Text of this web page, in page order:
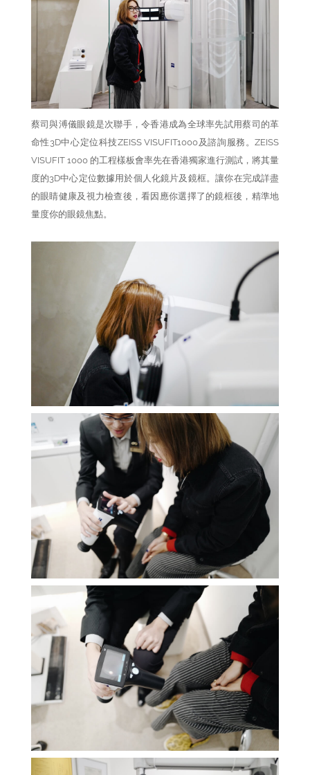
蔡司與溥儀眼鏡是次聯手，令香港成為全球率先試用蔡司的革
命性3D中心定位科技ZEISS VISUFIT1000及諮詢服務。ZEISS
VISUFIT 1000 的工程樣板會率先在香港獨家進行測試，將其量
度的3D中心定位數據用於個人化鏡片及鏡框。讓你在完成詳盡
的眼睛健康及視力檢查後，看因應你選擇了的鏡框後，精準地
量度你的眼鏡焦點。